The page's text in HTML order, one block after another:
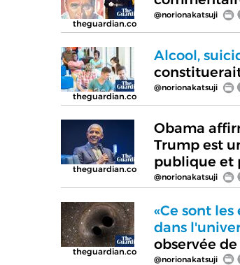
theguardian.co
@norionakatsuji
theguardian.co
Alcool,
@norionakatsuji
theguardian.co
Obama
Trump est
publique et
@norionakatsuji
theguardian.co
«Ce sont
dans
observée
@norionakatsuji